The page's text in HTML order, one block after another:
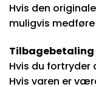
Hvis den
muligvis
Tilbagebetaling
Hvis du fortryder
Hvis varen er